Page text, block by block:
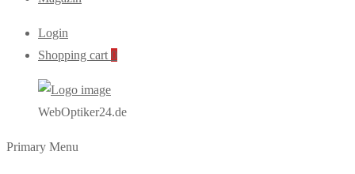
Login
Shopping cart 0
WebOptiker24.de
Primary Menu